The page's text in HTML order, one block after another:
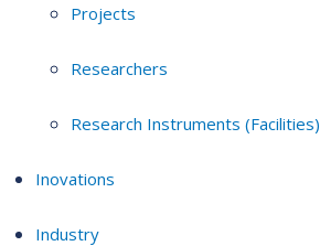
Projects
Researchers
Research Instruments (Facilities)
Inovations
Industry